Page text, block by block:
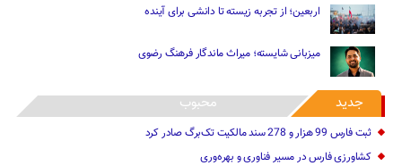
اربعین؛ از تجربه زیسته تا دانشی برای آینده
میزبانی شایسته؛ میراث ماندگار فرهنگ رضوی
جدید محبوب
ثبت فارس 99 هزار و 278 سند مالکیت تک‌برگ صادر کرد
کشاورزی فارس در مسیر فناوری و بهره‌وری